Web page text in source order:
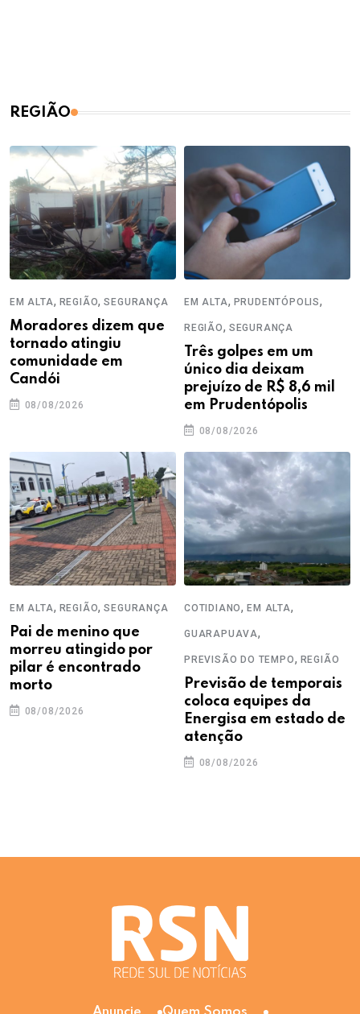
REGIÃO
EM ALTA, REGIÃO,SEGURANÇA
Moradores dizem que
tornado atingiu
comunidade em
Candói
08/08/2026
EM ALTA, PRUDENTÓPOLIS,
REGIÃO, SEGURANÇA
Três golpes em um
único dia deixam
prejuízo de R$ 8,6 mil
em Prudentópolis
08/08/2026
EM ALTA, REGIÃO,SEGURANÇA
Pai de menino que
morreu atingido por
pilar é encontrado
morto
08/08/2026
COTIDIANO,EM ALTA,
GUARAPUAVA,
PREVISÃO DO TEMPO, REGIÃO
Previsão de temporais
coloca equipes da
Energisa em estado de
atenção
08/08/2026